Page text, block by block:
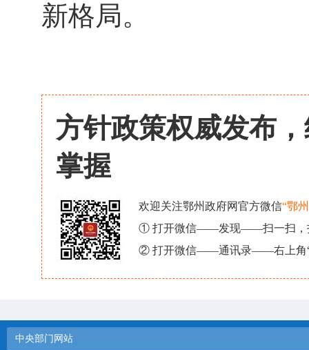
新格局。
方针政策权威发布
掌握
欢迎关注鄂州政府网官方微信“鄂
① 打开微信——发现——扫一扫，
② 打开微信——通讯录——右上角“
中央部门网站